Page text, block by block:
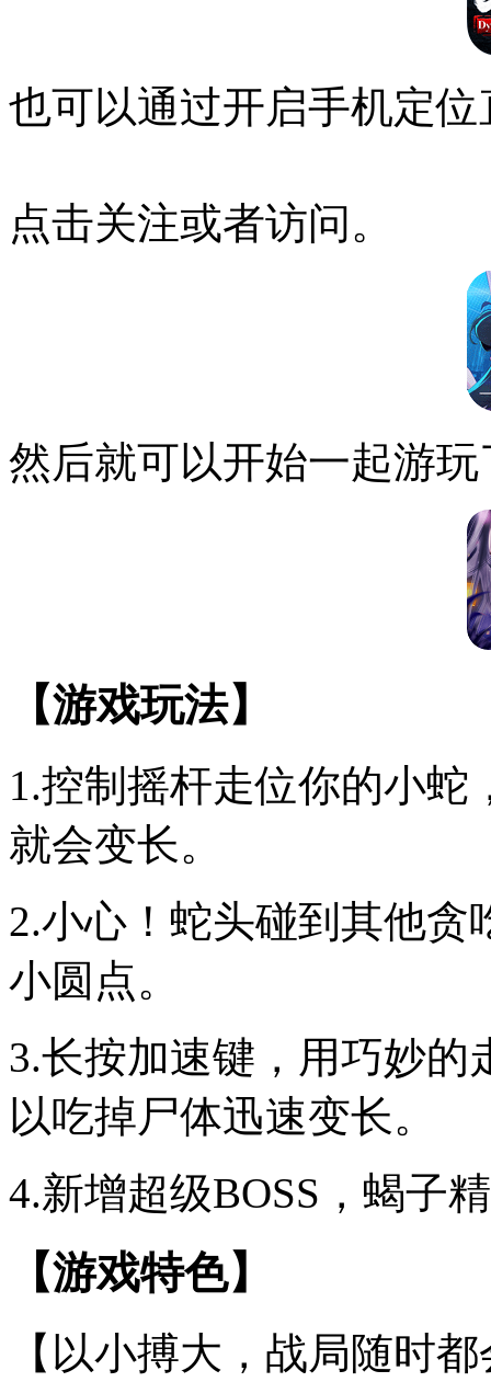
也可以通过开启手机定
点击关注或者访问。
然后就可以开始一起游玩
【游戏玩法】
1.控制摇杆走位你的小
就会变长。
2.小心！蛇头碰到其他
小圆点。
3.长按加速键，用巧妙
以吃掉尸体迅速变长。
4.新增超级BOSS，蝎子
【游戏特色】
【以小搏大，战局随时